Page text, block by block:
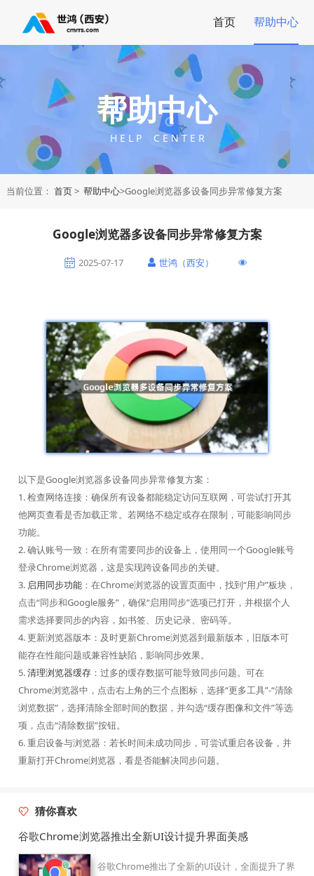
首页 帮助中心
帮助中心
H E L P C E N T E R
当前位置： 首页> 帮助中心>Google浏览器多设备同步异常修复方案
Google浏览器多设备同步异常修复方案
2025-07-17 世鸿（西安）
以下是Google浏览器多设备同步异常修复方案：
1. 检查网络连接：确保所有设备都能稳定访问互联网，可尝试打开其
他网页查看是否加载正常。若网络不稳定或存在限制，可能影响同步
功能。
2. 确认账号一致：在所有需要同步的设备上，使用同一个Google账号
登录Chrome浏览器，这是实现跨设备同步的关键。
3. 启用同步功能：在Chrome浏览器的设置页面中，找到“用户”板块，
点击“同步和Google服务”，确保“启用同步”选项已打开，并根据个人
需求选择要同步的内容，如书签、历史记录、密码等。
4. 更新浏览器版本：及时更新Chrome浏览器到最新版本，旧版本可
能存在性能问题或兼容性缺陷，影响同步效果。
5.清理浏览器缓存：过多的缓存数据可能导致同步问题。可在
Chrome浏览器中，点击右上角的三个点图标，选择“更多工具”-“清除
浏览数据”，选择清除全部时间的数据，并勾选“缓存图像和文件”等选
项，点击“清除数据”按钮。
6. 重启设备与浏览器：若长时间未成功同步，可尝试重启各设备，并
重新打开Chrome浏览器，看是否能解决同步问题。
猜你喜欢
谷歌Chrome浏览器推出全新UI设计提升界面美感
谷歌Chrome推出了全新的UI设计，全面提升了界